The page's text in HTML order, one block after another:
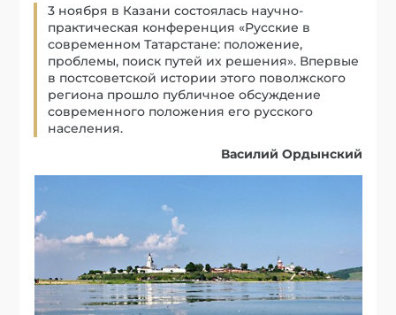
3 ноября в Казани состоялась научно-
практическая конференция «Русские в
современном Татарстане: положение,
проблемы, поиск путей их решения». Впервые
в постсоветской истории этого поволжского
региона прошло публичное обсуждение
современного положения его русского
населения.
Василий Ордынский